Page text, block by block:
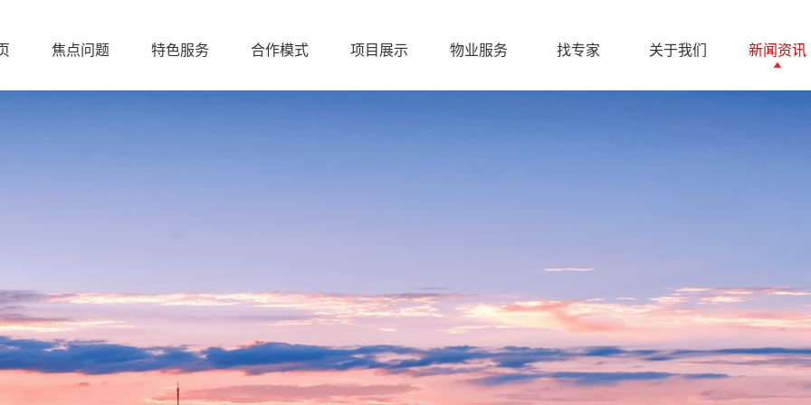
焦点问题 特色服务 合作模式 项目展示 物业服务 找专家 关于我们 新闻资讯